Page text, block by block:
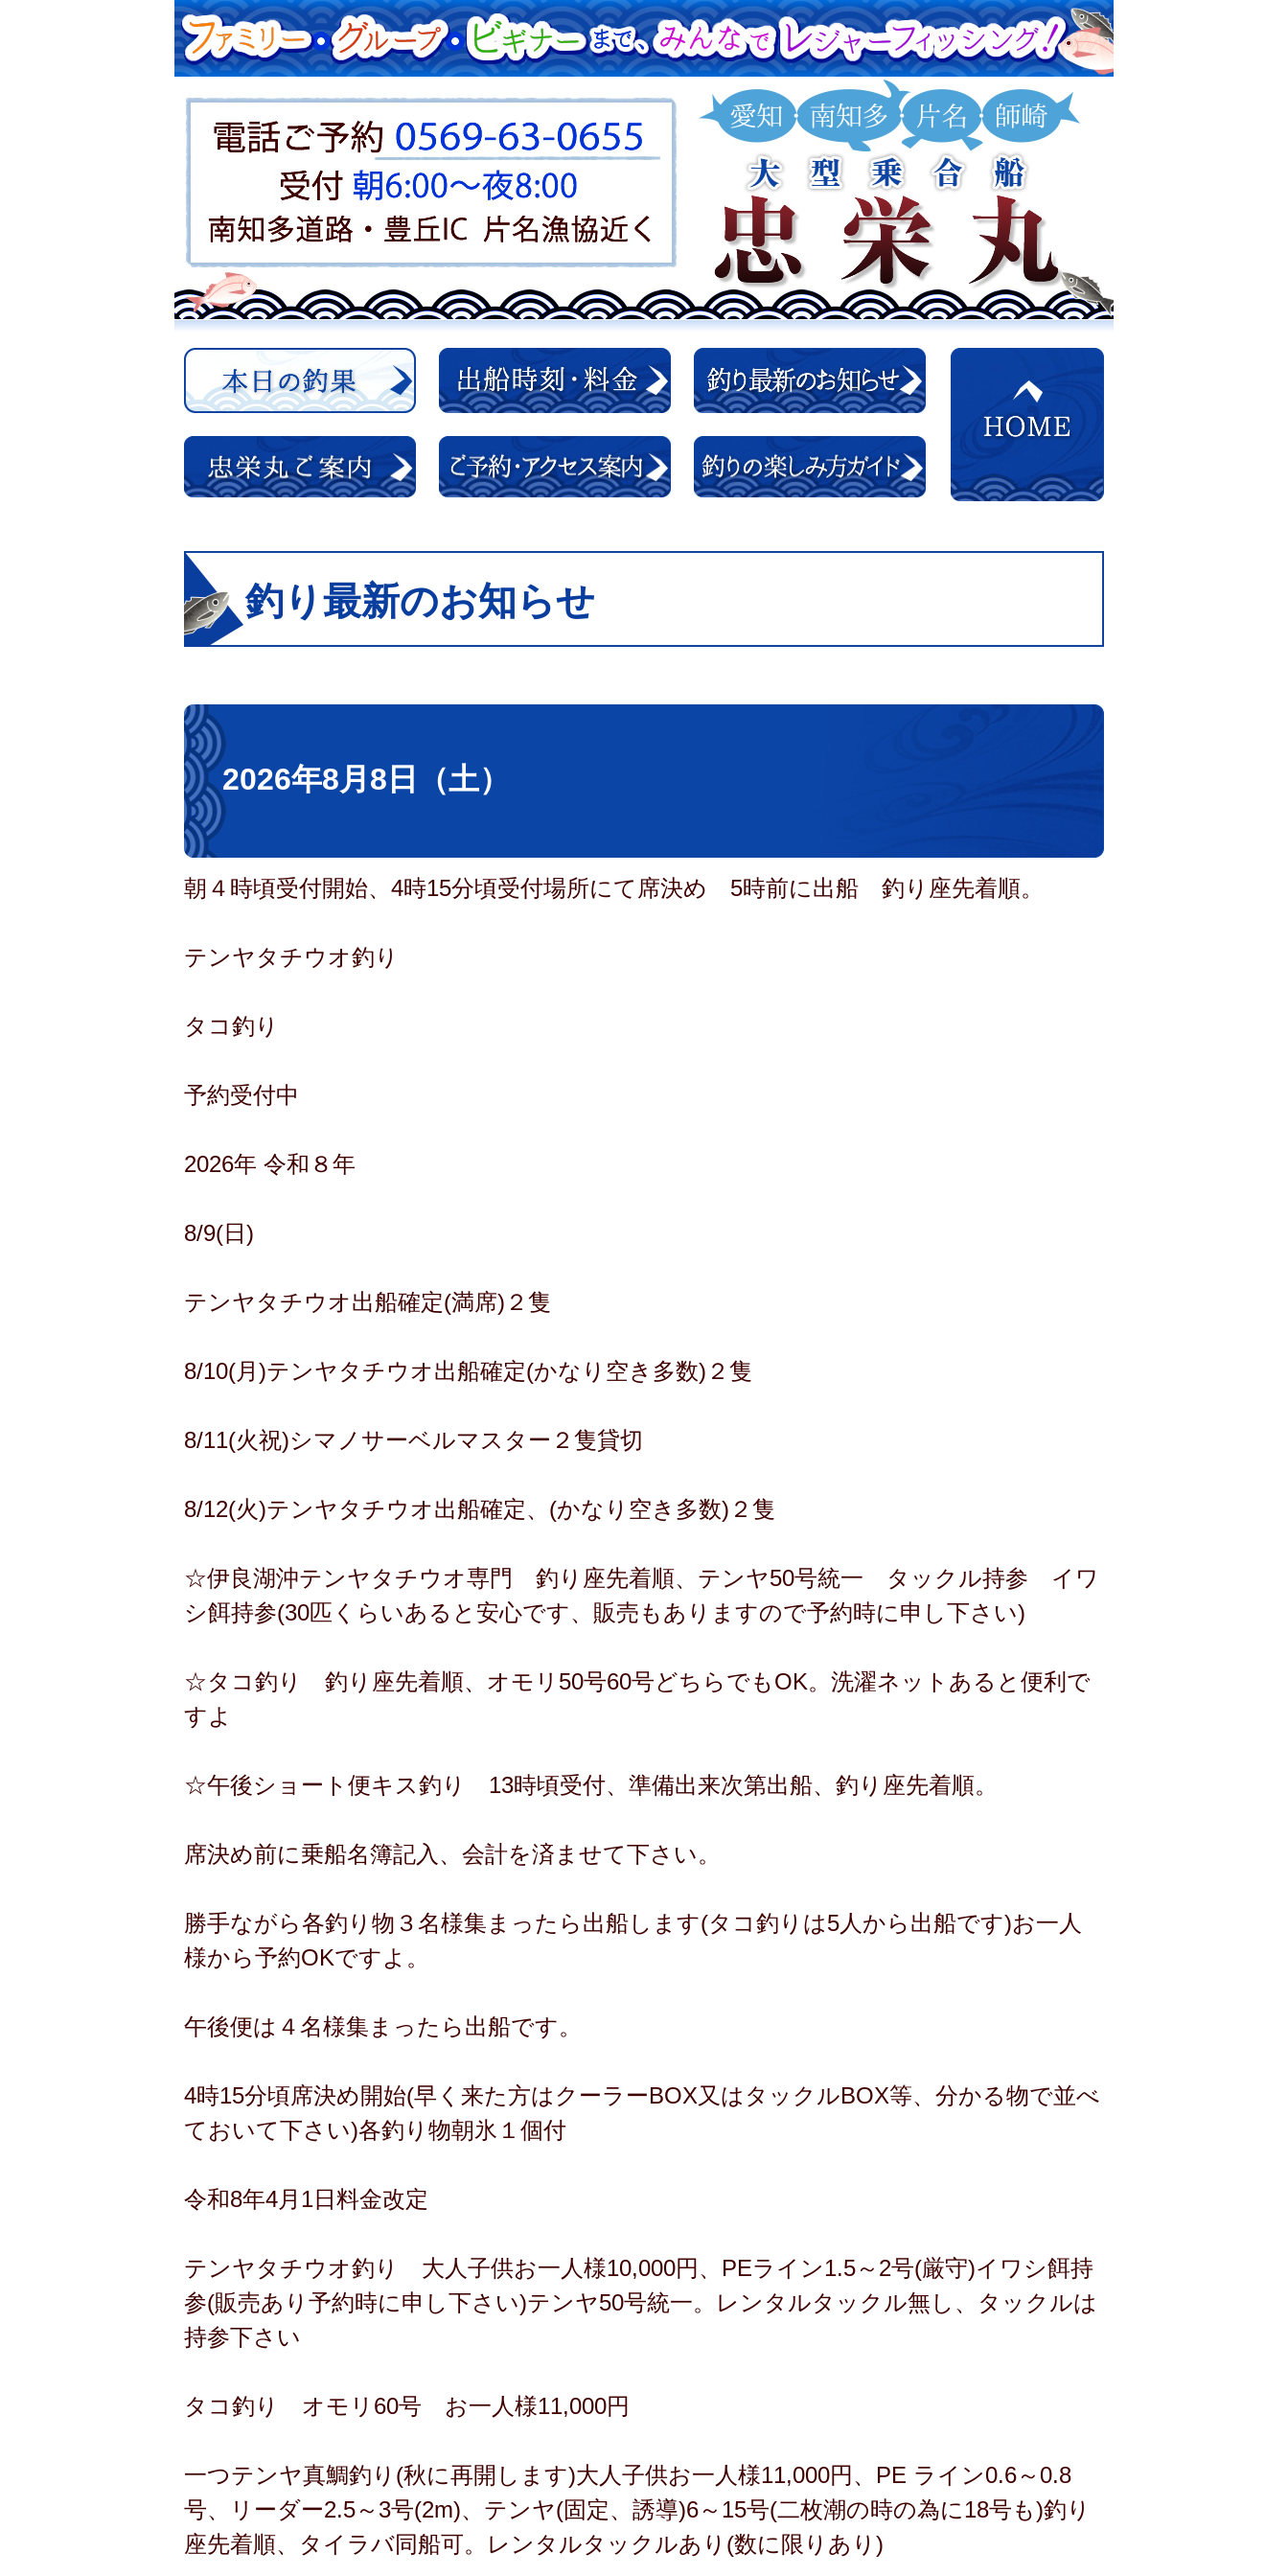
釣り最新のお知らせ
2026年8月8日（土）
朝４時頃受付開始、4時15分頃受付場所にて席決め 5時前に出船 釣り座先着順。
テンヤタチウオ釣り
タコ釣り
予約受付中
2026年 令和８年
8/9(日)
テンヤタチウオ出船確定(満席)２隻
8/10(月)テンヤタチウオ出船確定(かなり空き多数)２隻
8/11(火祝)シマノサーベルマスター２隻貸切
8/12(火)テンヤタチウオ出船確定、(かなり空き多数)２隻
☆伊良湖沖テンヤタチウオ専門 釣り座先着順、テンヤ50号統一 タックル持参 イワ
シ餌持参(30匹くらいあると安心です、販売もありますので予約時に申し下さい)
☆タコ釣り 釣り座先着順、オモリ50号60号どちらでもOK。洗濯ネットあると便利で
すよ
☆午後ショート便キス釣り 13時頃受付、準備出来次第出船、釣り座先着順。
席決め前に乗船名簿記入、会計を済ませて下さい。
勝手ながら各釣り物３名様集まったら出船します(タコ釣りは5人から出船です)お一人
様から予約OKですよ。
午後便は４名様集まったら出船です。
4時15分頃席決め開始(早く来た方はクーラーBOX又はタックルBOX等、分かる物で並べ
ておいて下さい)各釣り物朝氷１個付
令和8年4月1日料金改定
テンヤタチウオ釣り 大人子供お一人様10,000円、PEライン1.5～2号(厳守)イワシ餌持
参(販売あり予約時に申し下さい)テンヤ50号統一。レンタルタックル無し、タックルは
持参下さい
タコ釣り オモリ60号 お一人様11,000円
一つテンヤ真鯛釣り(秋に再開します)大人子供お一人様11,000円、PE ライン0.6～0.8
号、リーダー2.5～3号(2m)、テンヤ(固定、誘導)6～15号(二枚潮の時の為に18号も)釣り
座先着順、タイラバ同船可。レンタルタックルあり(数に限りあり)